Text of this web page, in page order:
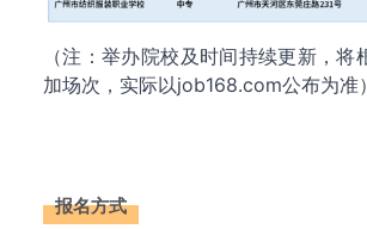
（注：举办院校及时间持续更新，将
加场次，实际以job168.com公布为准）
报名方式